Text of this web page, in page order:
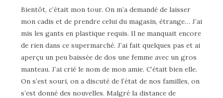
Bientôt, c’était mon tour. On m’a demandé de laisser
mon cadis et de prendre celui du magasin, étrange… J’ai
mis les gants en plastique requis. Il ne manquait encore
de rien dans ce supermarché. J’ai fait quelques pas et ai
aperçu un peu baissée de dos une femme avec un gros
manteau. J’ai crié le nom de mon amie. C’était bien elle.
On s’est souri, on a discuté de l’état de nos familles, on
s’est donné des nouvelles. Malgré la distance de